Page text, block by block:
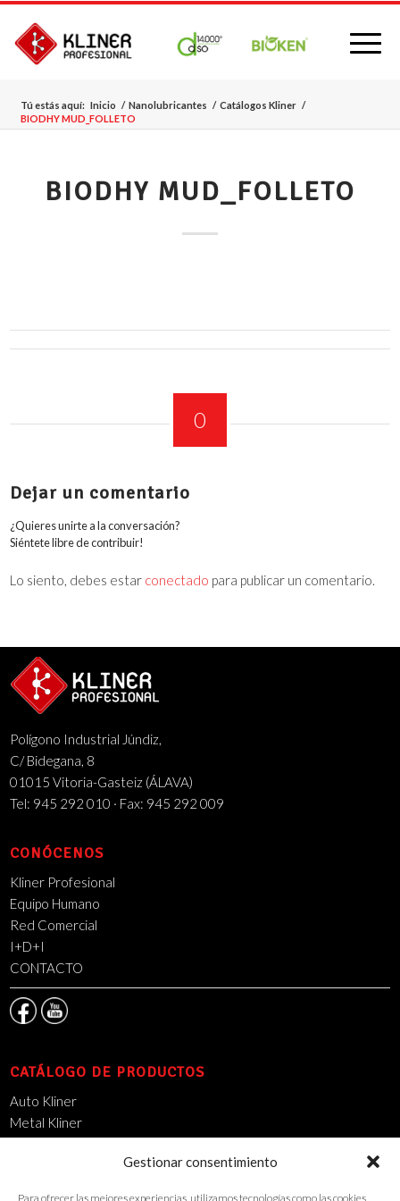
Gestionar consentimiento
Para ofrecer las mejores experiencias, utilizamos tecnologías como las cookies
Tú estás aquí: Inicio / Nanolubricantes / Catálogos Kliner /
BIODHY MUD_FOLLETO
BIODHY MUD_FOLLETO
0
Dejar un comentario
¿Quieres unirte a la conversación?
Siéntete libre de contribuir!
Lo siento, debes estar conectado para publicar un comentario.
Polígono Industrial Júndiz,
C/ Bidegana, 8
01015 Vitoria-Gasteiz (ÁLAVA)
Tel: 945 292 010 · Fax: 945 292 009
CONÓCENOS
Kliner Profesional
Equipo Humano
Red Comercial
I+D+I
CONTACTO
CATÁLOGO DE PRODUCTOS
Auto Kliner
Metal Kliner